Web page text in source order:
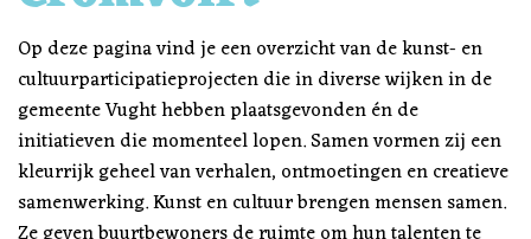
Op deze pagina vind je een overzicht van de kunst- en
cultuurparticipatieprojecten die in diverse wijken in de
gemeente Vught hebben plaatsgevonden én de
initiatieven die momenteel lopen. Samen vormen zij een
kleurrijk geheel van verhalen, ontmoetingen en creatieve
samenwerking. Kunst en cultuur brengen mensen samen.